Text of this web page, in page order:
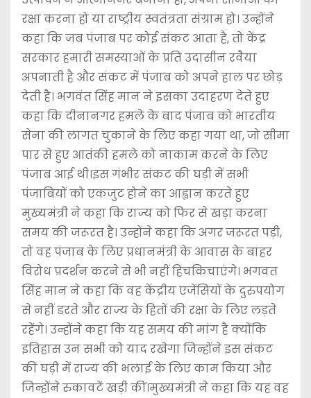
रक्षा करना हो या राष्ट्रीय स्वतंत्रता संग्राम हो। उन्होंने
कहा कि जब पंजाब पर कोई संकट आता है, तो केंद्र
सरकार हमारी समस्याओं के प्रति उदासीन रवैया
अपनाती है और संकट में पंजाब को अपने हाल पर छोड़
देती है। भगवंत सिंह मान ने इसका उदाहरण देते हुए
कहा कि दीनानगर हमले के बाद पंजाब को भारतीय
सेना की लागत चुकाने के लिए कहा गया था, जो सीमा
पार से हुए आतंकी हमले को नाकाम करने के लिए
पंजाब आई थी।इस गंभीर संकट की घड़ी में सभी
पंजाबियों को एकजुट होने का आह्वान करते हुए
मुख्यमंत्री ने कहा कि राज्य को फिर से खड़ा करना
समय की जरूरत है। उन्होंने कहा कि अगर जरूरत पड़ी,
तो वह पंजाब के लिए प्रधानमंत्री के आवास के बाहर
विरोध प्रदर्शन करने से भी नहीं हिचकिचाएंगे। भगवत
सिंह मान ने कहा कि वह केंद्रीय एजेंसियों के दुरुपयोग
से नहीं डरते और राज्य के हितों की रक्षा के लिए लड़ते
रहेंगे। उन्होंने कहा कि यह समय की मांग है क्योंकि
इतिहास उन सभी को याद रखेगा जिन्होंने इस संकट
की घड़ी में राज्य की भलाई के लिए काम किया और
जिन्होंने रुकावटें खड़ी कीं।मुख्यमंत्री ने कहा कि यह वह